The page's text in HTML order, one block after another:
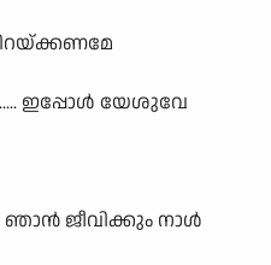
ഇപ്പോൾ യേശുവേ
ജീവിക്കും നാൾ